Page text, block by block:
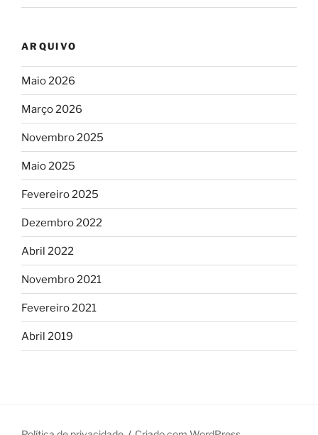
ARQUIVO
Maio 2026
Março 2026
Novembro 2025
Maio 2025
Fevereiro 2025
Dezembro 2022
Abril 2022
Novembro 2021
Fevereiro 2021
Abril 2019